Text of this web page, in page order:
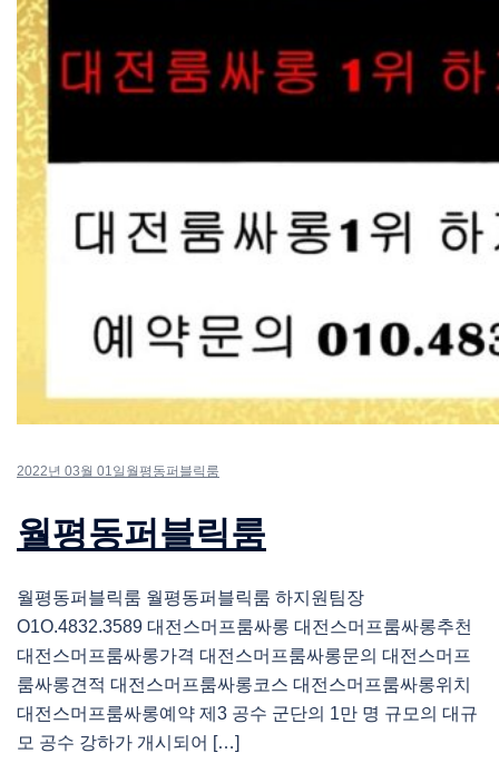
2022년 03월 01일 월평동퍼블릭룸
월평동퍼블릭룸
월평동퍼블릭룸 월평동퍼블릭룸 하지원팀장
O1O.4832.3589 대전스머프룸싸롱 대전스머프룸싸롱추천
대전스머프룸싸롱가격 대전스머프룸싸롱문의 대전스머프
룸싸롱견적 대전스머프룸싸롱코스 대전스머프룸싸롱위치
대전스머프룸싸롱예약 제3 공수 군단의 1만 명 규모의 대규
모 공수 강하가 개시되어 […]